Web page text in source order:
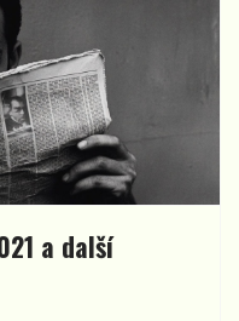
a další